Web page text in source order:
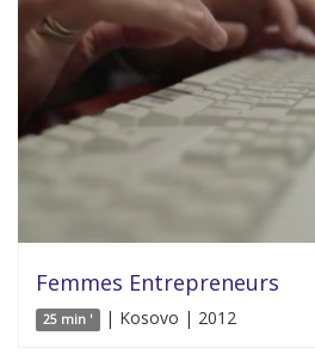
Femmes Entrepreneurs
25 min ' | Kosovo | 2012